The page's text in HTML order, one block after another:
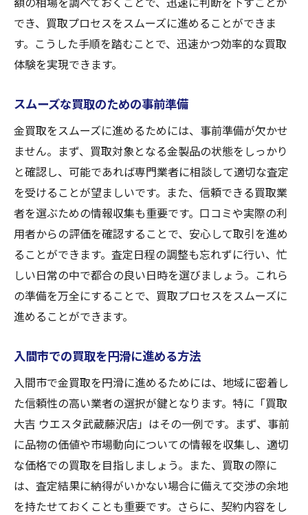
でき、買取プロセスをスムーズに進めることができま
す。こうした手順を踏むことで、迅速かつ効率的な買取
体験を実現できます。
スムーズな買取のための事前準備
金買取をスムーズに進めるためには、事前準備が欠かせ
ません。まず、買取対象となる金製品の状態をしっかり
と確認し、可能であれば専門業者に相談して適切な査定
を受けることが望ましいです。また、信頼できる買取業
者を選ぶための情報収集も重要です。口コミや実際の利
用者からの評価を確認することで、安心して取引を進め
ることができます。査定日程の調整も忘れずに行い、忙
しい日常の中で都合の良い日時を選びましょう。これら
の準備を万全にすることで、買取プロセスをスムーズに
進めることができます。
入間市での買取を円滑に進める方法
入間市で金買取を円滑に進めるためには、地域に密着し
た信頼性の高い業者の選択が鍵となります。特に「買取
大吉 ウエスタ武蔵藤沢店」はその一例です。まず、事前
に品物の価値や市場動向についての情報を収集し、適切
な価格での買取を目指しましょう。また、買取の際に
は、査定結果に納得がいかない場合に備えて交渉の余地
を持たせておくことも重要です。さらに、契約内容をし